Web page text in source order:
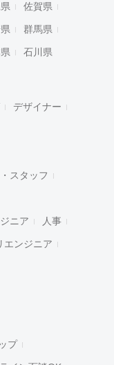
佐賀県
群馬県
石川県
デザイナー
スタッフ
ニア 人事
エンジニア
プ